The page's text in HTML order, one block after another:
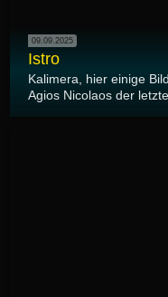
09.09.2025
Istro
Kalimera, hier einige
Agios Nicolaos der